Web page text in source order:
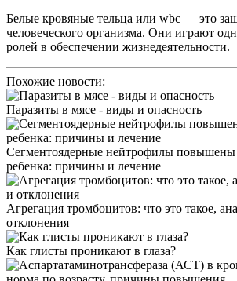
Белые кровяные тельца или wbc — это
человеческого организма. Они играют
ролей в обеспечении жизнедеятельности.
Похожие новости:
Паразиты в мясе - виды и опасность
Сегментоядерные нейтрофилы повышены
ребенка: причины и лечение
Агрегация тромбоцитов: что это такое,
отклонения
Как глисты проникают в глаза?